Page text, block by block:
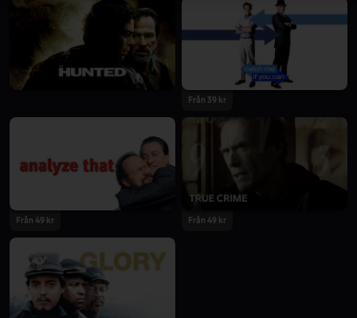
Från 39 kr
Från 49 kr Från 49 kr